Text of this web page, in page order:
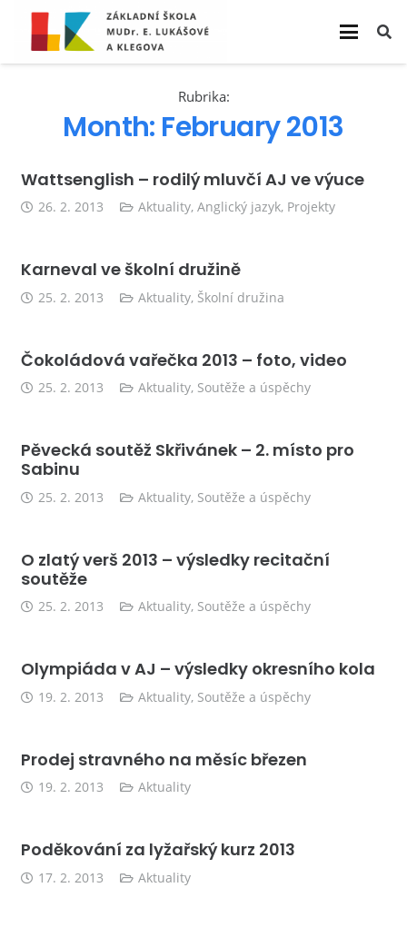
Rubrika:
Month: February 2013
Wattsenglish – rodilý mluvčí AJ ve výuce
26. 2. 2013 Aktuality,Anglický jazyk, Projekty
Karneval ve školní družině
25. 2. 2013 Aktuality, Školní družina
Čokoládová vařečka 2013 – foto, video
25. 2. 2013 Aktuality, Soutěže a úspěchy
Pěvecká soutěž Skřivánek – 2. místo pro
Sabinu
25. 2. 2013 Aktuality, Soutěže a úspěchy
O zlatý verš 2013 – výsledky recitační
soutěže
25. 2. 2013 Aktuality, Soutěže a úspěchy
Olympiáda v AJ – výsledky okresního kola
19. 2. 2013 Aktuality, Soutěže a úspěchy
Prodej stravného na měsíc březen
19. 2. 2013 Aktuality
Poděkování za lyžařský kurz 2013
17. 2. 2013 Aktuality